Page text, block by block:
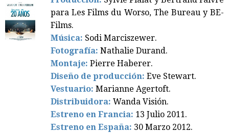
para Les Films du Worso, The Bureau y BE-
Films.
Música: Sodi Marciszewer.
Fotografía: Nathalie Durand.
Montaje: Pierre Haberer.
Diseño de producción: Eve Stewart.
Vestuario: Marianne Agertoft.
Distribuidora: Wanda Visión.
Estreno en Francia: 13 Julio 2011.
Estreno en España: 30 Marzo 2012.